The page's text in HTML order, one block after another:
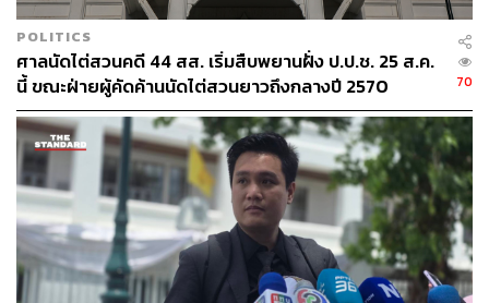
คำว่า ‘โฉนด ส.ป.ก.’ ขณะนี้มีช่องว่างให้คนบางกลุ่มหรือกลุ่ม
นายทุนที่ไม่ใช่กลุ่มเกษตรกรตัวจริงแสวงหาประโยชน์โดยมิ
ชอบ หาช่องทางเพื่อเข้ามาจับจองถือครองพื้นที่มากยิ่งขึ้น
หากเป็นเช่นนั้น แสดงให้เห็นว่ารัฐบาลไม่ได้มีการเตรียม
มาตรการป้องกันที่ดินรัฐหลุดมือจากประชาชนกลุ่มเกษตรกร
จนกลายเป็นคำถามต่อมาว่า รัฐมนตรีว่าการกระทรวงเกษตร
และสหกรณ์ที่รับผิดชอบนโยบายนี้โดยตรง รวมถึงนายก
รัฐมนตรี จะแสดงความรับผิดชอบต่อกรณีปัญหาที่เกิดขึ้นนี้
อย่างไร และจะมีแนวทางป้องกันอย่างเป็นรูปธรรมอย่างไร
อย่าเหมารวมที่ดิน ส.ป.ก. อื่นๆ
POLITICS
ศาลนัดไต่สวนคดี 44 สส. เริ่มสืบพยานฝั่ง ป.ป.ช. 25 ส.ค.
นี้ ขณะฝ่ายผู้คัดค้านนัดไต่สวนยาวถึงกลางปี 2570
70